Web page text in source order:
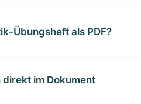
Übungsheft als PDF?
im Dokument